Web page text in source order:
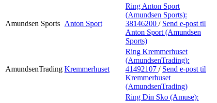
Amundsen Sports Anton Sport
Ring Anton Sport
(Amundsen Sports):
38146200 / Send e-post til
Anton Sport (Amundsen
Sports)
AmundsenTrading Kremmerhuset
Ring Kremmerhuset
(AmundsenTrading):
41492107 / Send e-post til
Kremmerhuset
(AmundsenTrading)
Ring Din Sko (Amuse):